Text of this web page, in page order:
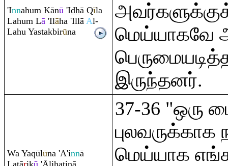
'Innahum Kānū 'Idhā Qīla
Lahum Lā 'Ilāha 'Illā Al-
Lahu Yastakbirūna
மெய்யாகவே
இருந்தனர்.
Wa Yaqūlūna 'A'innā
Latārikū 'Ālihatinā
37-36 "ஒரு
மெய்யாக